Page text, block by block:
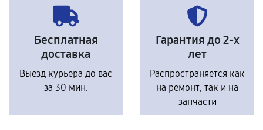
Бесплатная
доставка
Выезд курьера до вас
за 30 мин.
Гарантия до 2-х
лет
Распространяется как
на ремонт, так и на
запчасти